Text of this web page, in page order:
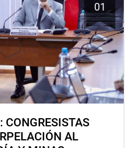
01
CONGRESISTAS
AL